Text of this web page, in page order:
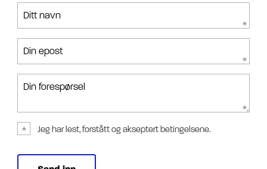
Ditt navn
Din epost
Din forespørsel
Jeg har lest, forstått og akseptert betingelsene.